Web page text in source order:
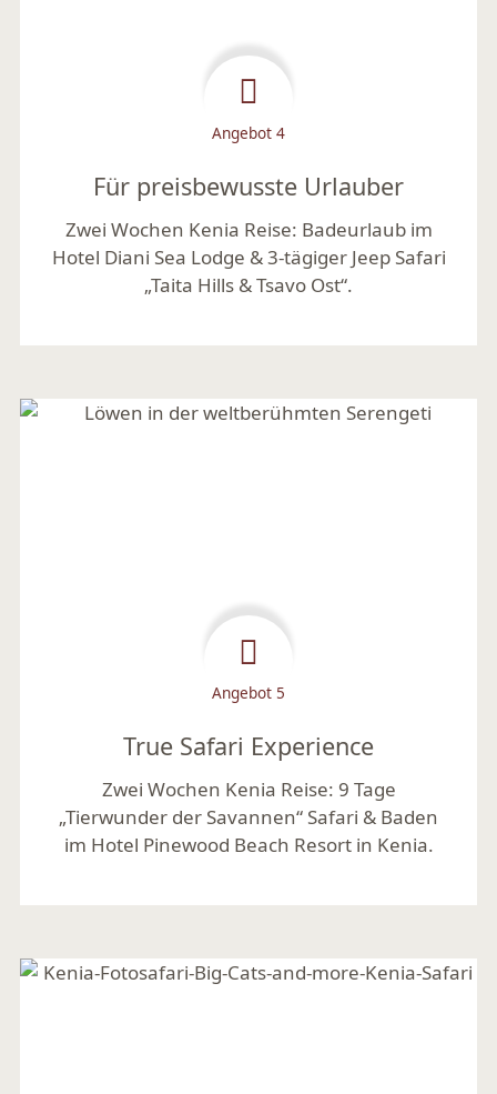
Angebot 4
Für preisbewusste Urlauber
Zwei Wochen Kenia Reise: Badeurlaub im
Hotel Diani Sea Lodge & 3-tägiger Jeep Safari
„Taita Hills & Tsavo Ost“.
Angebot 5
True Safari Experience
Zwei Wochen Kenia Reise: 9 Tage
„Tierwunder der Savannen“ Safari & Baden
im Hotel Pinewood Beach Resort in Kenia.